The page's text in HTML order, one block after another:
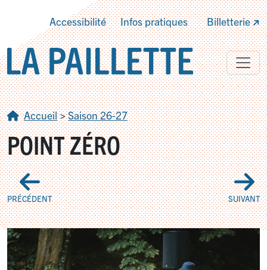
Accessibilité Infos pratiques Billetterie
Accueil>Saison 26-27
POINT ZÉRO
PRÉCÉDENT SUIVANT